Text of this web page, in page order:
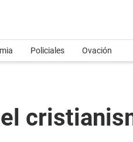
Policiales Ovación